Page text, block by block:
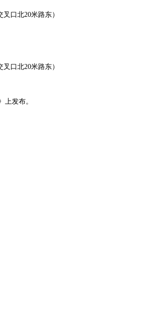
叉口北20米路东）
叉口北20米路东）
上发布。